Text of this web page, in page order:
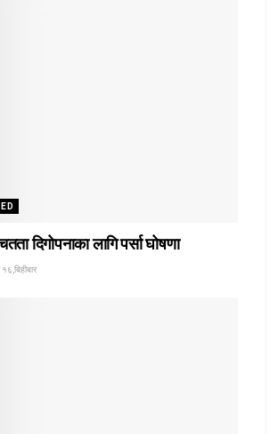
दिगोपनाका लागि पर्सा घोषणा